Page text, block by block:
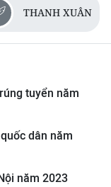
THANH XUÂN
tuyển năm
dân năm
năm 2023